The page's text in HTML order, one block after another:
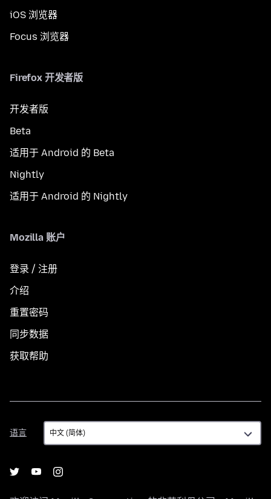
iOS 浏览器
Focus 浏览器
Firefox 开发者版
开发者版
Beta
适用于 Android 的 Beta
Nightly
适用于 Android 的 Nightly
Mozilla 账户
登录 / 注册
介绍
重置密码
同步数据
获取帮助
语言
语
言